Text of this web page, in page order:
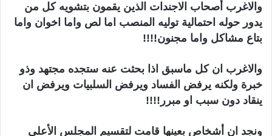
والاغرب أصحاب الاجندات الذين يقمون بتشويه كل من
يدور حوله احتمالية توليه المنصب اما لص واما اخوان واما
بتاع مشاكل واما مجنون!!!!
والاغرب ان كل ماسبق اذا بحثت عنه ستجده مجتهد وذو
خبرة ولكنه يرفض الفساد ويرفض السلبيات ويرفض ان
ينقاد دون سبب او مبرر!!!!
ونجد ان أشخاص بعينها قامت لتقسيم المجلس الأعلى